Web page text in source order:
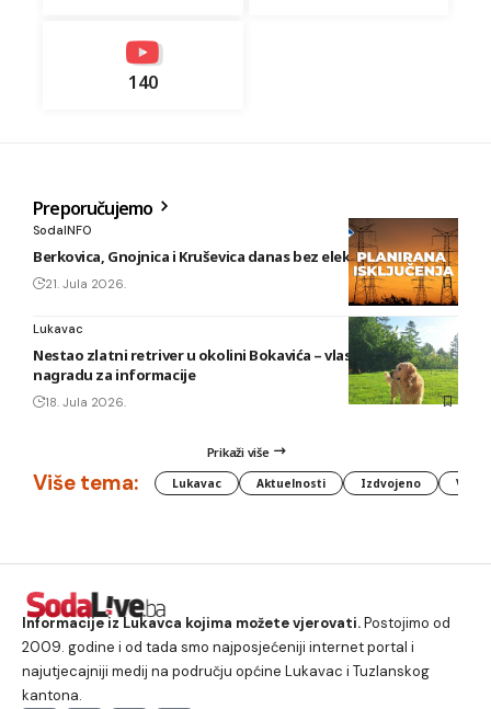
140
Preporučujemo
SodaINFO
Berkovica, Gnojnica i Kruševica danas bez električne energije
21. Jula 2026.
Lukavac
Nestao zlatni retriver u okolini Bokavića – vlasnik nudi
nagradu za informacije
18. Jula 2026.
Prikaži više
Više tema: Lukavac Aktuelnosti Izdvojeno
Informacije iz Lukavca kojima možete vjerovati.Postojimo od
2009. godine i od tada smo najposjećeniji internet portal i
najutjecajniji medij na području općine Lukavac i Tuzlanskog
kantona.